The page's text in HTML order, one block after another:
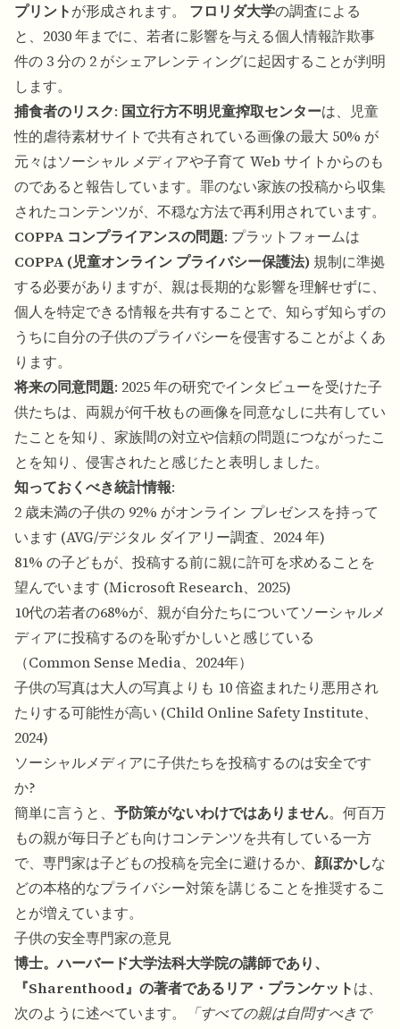
プリントが形成されます。 フロリダ大学の調査による
と、2030 年までに、若者に影響を与える個人情報詐欺事
件の 3 分の 2 がシェアレンティングに起因することが判明
します。
捕食者のリスク: 国立行方不明児童搾取センターは、児童
性的虐待素材サイトで共有されている画像の最大 50% が
元々はソーシャル メディアや子育て Web サイトからのも
のであると報告しています。罪のない家族の投稿から収集
されたコンテンツが、不穏な方法で再利用されています。
COPPA コンプライアンスの問題: プラットフォームは
COPPA (児童オンライン プライバシー保護法) 規制に準拠
する必要がありますが、親は長期的な影響を理解せずに、
個人を特定できる情報を共有することで、知らず知らずの
うちに自分の子供のプライバシーを侵害することがよくあ
ります。
将来の同意問題: 2025 年の研究でインタビューを受けた子
供たちは、両親が何千枚もの画像を同意なしに共有してい
たことを知り、家族間の対立や信頼の問題につながったこ
とを知り、侵害されたと感じたと表明しました。
知っておくべき統計情報:
2 歳未満の子供の 92% がオンライン プレゼンスを持って
います (AVG/デジタル ダイアリー調査、2024 年)
81% の子どもが、投稿する前に親に許可を求めることを
望んでいます (Microsoft Research、2025)
10代の若者の68%が、親が自分たちについてソーシャルメ
ディアに投稿するのを恥ずかしいと感じている
（Common Sense Media、2024年）
子供の写真は大人の写真よりも 10 倍盗まれたり悪用され
たりする可能性が高い (Child Online Safety Institute、
2024)
ソーシャルメディアに子供たちを投稿するのは安全です
か?
簡単に言うと、 予防策がないわけではありません。何百万
もの親が毎日子ども向けコンテンツを共有している一方
で、専門家は子どもの投稿を完全に避けるか、 顔ぼかしな
どの本格的なプライバシー対策を講じることを推奨するこ
とが増えています。
子供の安全専門家の意見
博士。ハーバード大学法科大学院の講師であり、
『Sharenthood』の著者であるリア・プランケットは、
次のように述べています。
「すべての親は自問すべきで